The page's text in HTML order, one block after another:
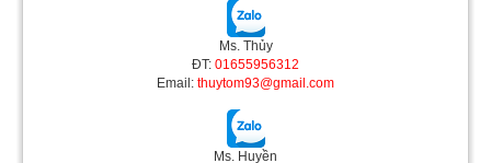
Ms. Thủy
ĐT: 01655956312
Email: thuytom93@gmail.com
Ms. Huyền